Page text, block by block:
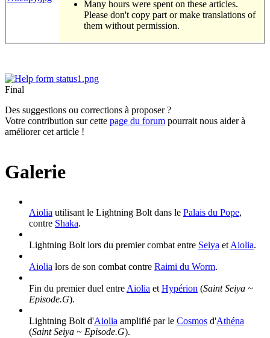
Many hours were spent on these articles.
Please don't copy part or make translations of
them without permission.
Final
Des suggestions ou corrections à proposer ?
Votre contribution sur cette page du forum pourrait nous aider à
améliorer cet article !
Galerie
Aiolia utilisant le Lightning Bolt dans le Palais du Pope,
contre Shaka.
Lightning Bolt lors du premier combat entre Seiya et Aiolia.
Aiolia lors de son combat contre Raimi du Worm.
Fin du premier duel entre Aiolia et Hypérion (Saint Seiya ~
Episode.G).
Lightning Bolt d'Aiolia amplifié par le Cosmos d'Athéna
(Saint Seiya ~ Episode.G).